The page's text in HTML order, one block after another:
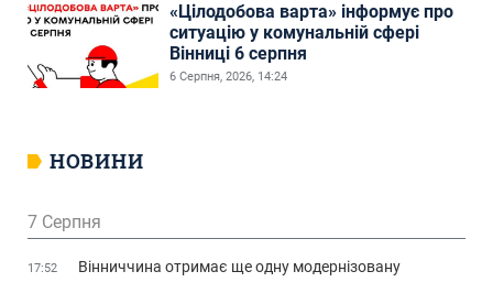
«Цілодобова варта» інформує про
ситуацію у комунальній сфері
Вінниці 6 серпня
6 Серпня, 2026, 14:24
НОВИНИ
7 Серпня
17:52
Вінниччина отримає ще одну модернізовану